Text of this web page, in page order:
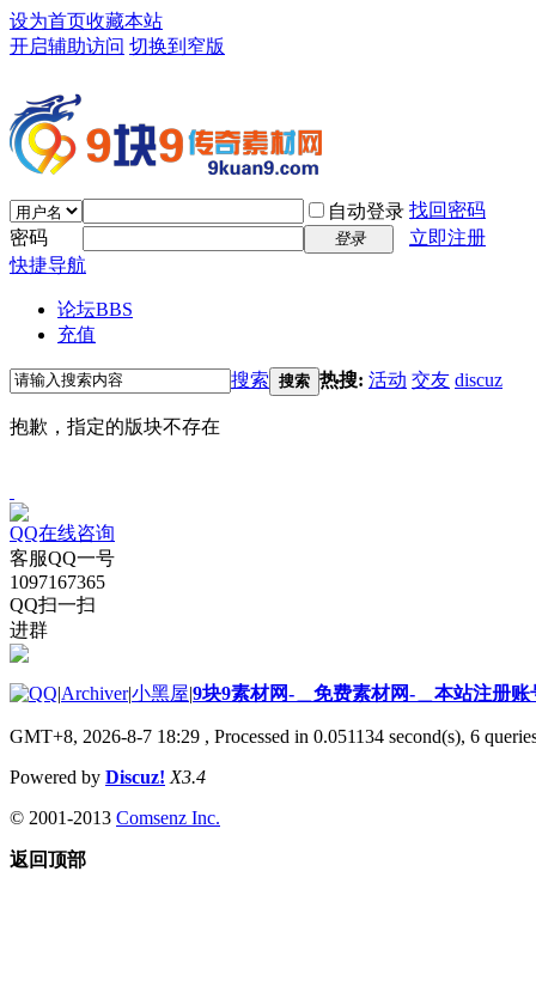
设为首页收藏本站
开启辅助访问 切换到窄版
自动登录 找回密码
密码
登录
立即注册
快捷导航
论坛BBS
充值
搜索 搜索 热搜: 活动 交友 discuz
抱歉，指定的版块不存在
QQ在线咨询
客服QQ一号
1097167365
QQ扫一扫
进群
|Archiver|小黑屋|9块9素材网-＿免费素材网-＿本站注册账
GMT+8, 2026-8-7 18:29 , Processed in 0.051134 second(s), 6
Powered by Discuz! X3.4
© 2001-2013 Comsenz Inc.
返回顶部